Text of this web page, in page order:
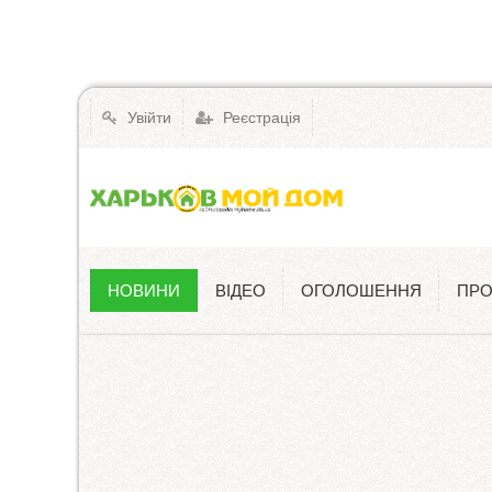
Увійти Реєстрація
Новини
НОВИНИ ВІДЕО ОГОЛОШЕННЯ